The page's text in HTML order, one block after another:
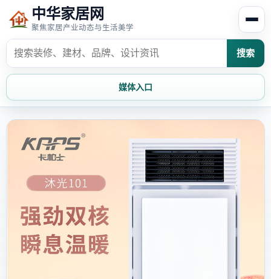
中华家居网
聚焦家居产业动态与生活美学
搜索
媒体入口
家居风水 家居欣赏
时尚饰家 装修设计
家具知识